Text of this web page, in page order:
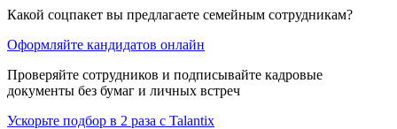
Какой соцпакет вы предлагаете семейным сотрудникам?
Оформляйте кандидатов онлайн
Проверяйте сотрудников и подписывайте кадровые
документы без бумаг и личных встреч
Ускорьте подбор в 2 раза с Talantix